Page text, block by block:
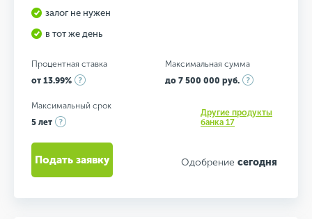
залог не нужен
в тот же день
Процентная ставка
от 13.99%
Максимальная сумма
до 7 500 000 руб.
Максимальный срок
5 лет
Другие продукты
банка 17
Одобрение сегодня
Подать заявку